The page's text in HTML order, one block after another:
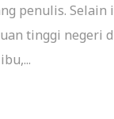
penulis.
tinggi negeri